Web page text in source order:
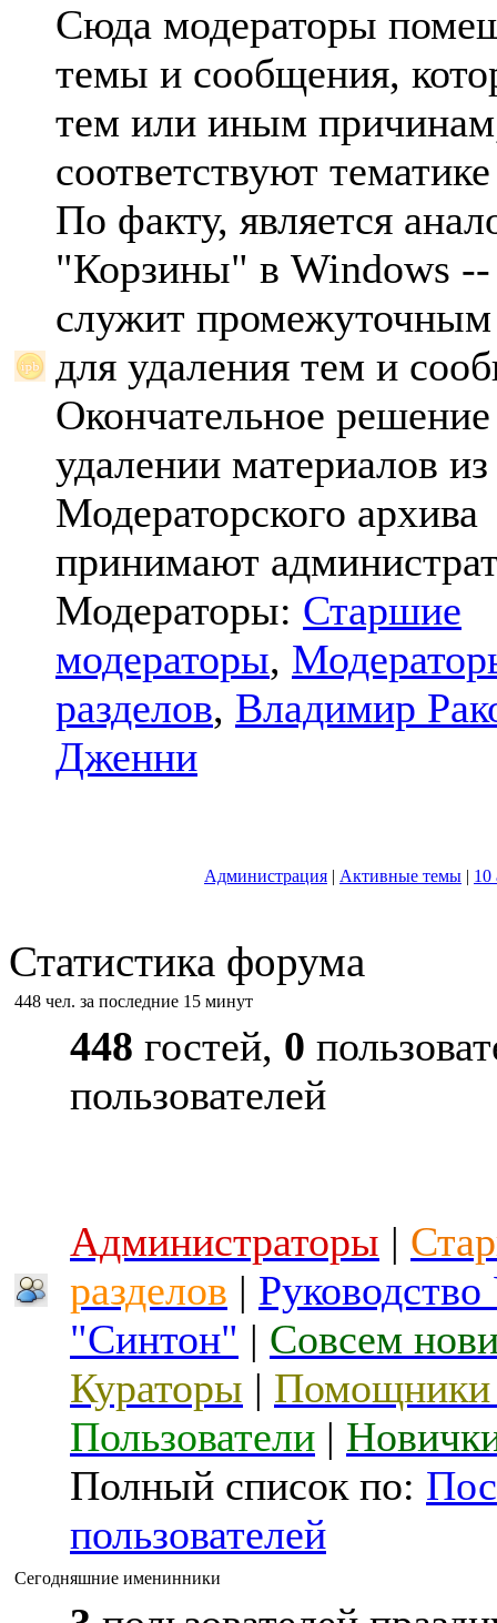
Сюда модераторы
темы и сообщения,
тем или иным
соответствуют
По факту, является
"Корзины" в Windows --
служит промежуточным
для удаления тем и
Окончательное
удалении материалов из
Модераторского архива
принимают
Модераторы: Старшие
модераторы,
разделов, Владимир
Дженни
Администрация | Активные темы | 10
Статистика форума
448 чел. за последние 15 минут
448 гостей, 0
пользователей
Администраторы |
разделов |
"Синтон" | Совсем
Кураторы | Помощники
Пользователи |
Полный список по:
пользователей
Сегодняшние именинники